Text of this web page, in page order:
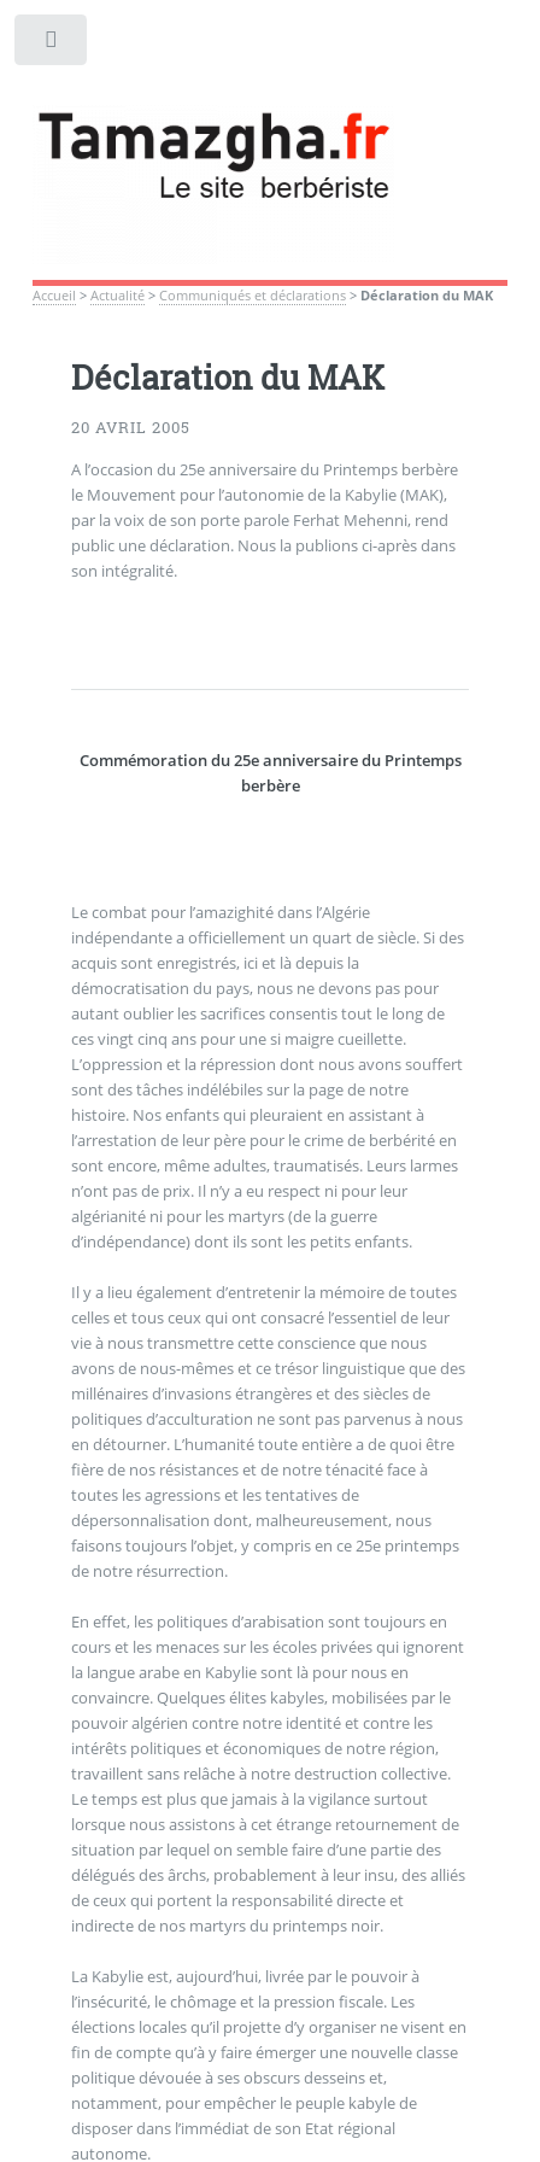
Accueil > Actualité> Communiqués et déclarations> Déclaration du MAK
Déclaration du MAK
20 AVRIL 2005
A l’occasion du 25e anniversaire du Printemps berbère
le Mouvement pour l’autonomie de la Kabylie (MAK),
par la voix de son porte parole Ferhat Mehenni, rend
public une déclaration. Nous la publions ci-après dans
son intégralité.
Commémoration du 25e anniversaire du Printemps
berbère
Le combat pour l’amazighité dans l’Algérie
indépendante a officiellement un quart de siècle. Si des
acquis sont enregistrés, ici et là depuis la
démocratisation du pays, nous ne devons pas pour
autant oublier les sacrifices consentis tout le long de
ces vingt cinq ans pour une si maigre cueillette.
L’oppression et la répression dont nous avons souffert
sont des tâches indélébiles sur la page de notre
histoire. Nos enfants qui pleuraient en assistant à
l’arrestation de leur père pour le crime de berbérité en
sont encore, même adultes, traumatisés. Leurs larmes
n’ont pas de prix. Il n’y a eu respect ni pour leur
algérianité ni pour les martyrs (de la guerre
d’indépendance) dont ils sont les petits enfants.
Il y a lieu également d’entretenir la mémoire de toutes
celles et tous ceux qui ont consacré l’essentiel de leur
vie à nous transmettre cette conscience que nous
avons de nous-mêmes et ce trésor linguistique que des
millénaires d’invasions étrangères et des siècles de
politiques d’acculturation ne sont pas parvenus à nous
en détourner. L’humanité toute entière a de quoi être
fière de nos résistances et de notre ténacité face à
toutes les agressions et les tentatives de
dépersonnalisation dont, malheureusement, nous
faisons toujours l’objet, y compris en ce 25e printemps
de notre résurrection.
En effet, les politiques d’arabisation sont toujours en
cours et les menaces sur les écoles privées qui ignorent
la langue arabe en Kabylie sont là pour nous en
convaincre. Quelques élites kabyles, mobilisées par le
pouvoir algérien contre notre identité et contre les
intérêts politiques et économiques de notre région,
travaillent sans relâche à notre destruction collective.
Le temps est plus que jamais à la vigilance surtout
lorsque nous assistons à cet étrange retournement de
situation par lequel on semble faire d’une partie des
délégués des ârchs, probablement à leur insu, des alliés
de ceux qui portent la responsabilité directe et
indirecte de nos martyrs du printemps noir.
La Kabylie est, aujourd’hui, livrée par le pouvoir à
l’insécurité, le chômage et la pression fiscale. Les
élections locales qu’il projette d’y organiser ne visent en
fin de compte qu’à y faire émerger une nouvelle classe
politique dévouée à ses obscurs desseins et,
notamment, pour empêcher le peuple kabyle de
disposer dans l’immédiat de son Etat régional
autonome.